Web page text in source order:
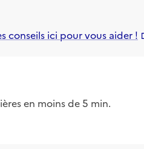
conseils ici pour vous aider !
en moins de 5 min.